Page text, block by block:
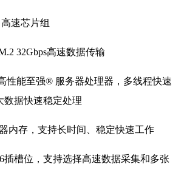
速芯片组
32Gbps高速数据传输
性能至强® 服务器处理器，多线程快速
数据快速稳定处理
内存，支持长时间、稳定快速工作
插槽位，支持选择高速数据采集和多张